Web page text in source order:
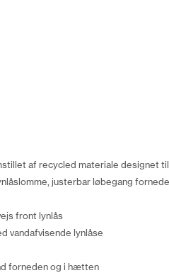
af recycled materiale designet
justerbar løbegang
front lynlås
vandafvisende lynlåse
forneden og i hætten